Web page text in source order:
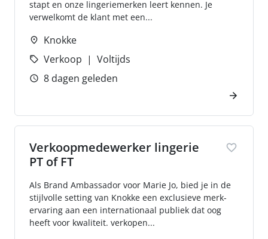
stapt en onze lingeriemerken leert kennen. Je
verwelkomt de klant met een...
Knokke
Verkoop
Voltijds
8 dagen geleden
Verkoopmedewerker lingerie
PT of FT
Als Brand Ambassador voor Marie Jo, bied je in de
stijlvolle setting van Knokke een exclusieve merk-
ervaring aan een internationaal publiek dat oog
heeft voor kwaliteit. verkopen...